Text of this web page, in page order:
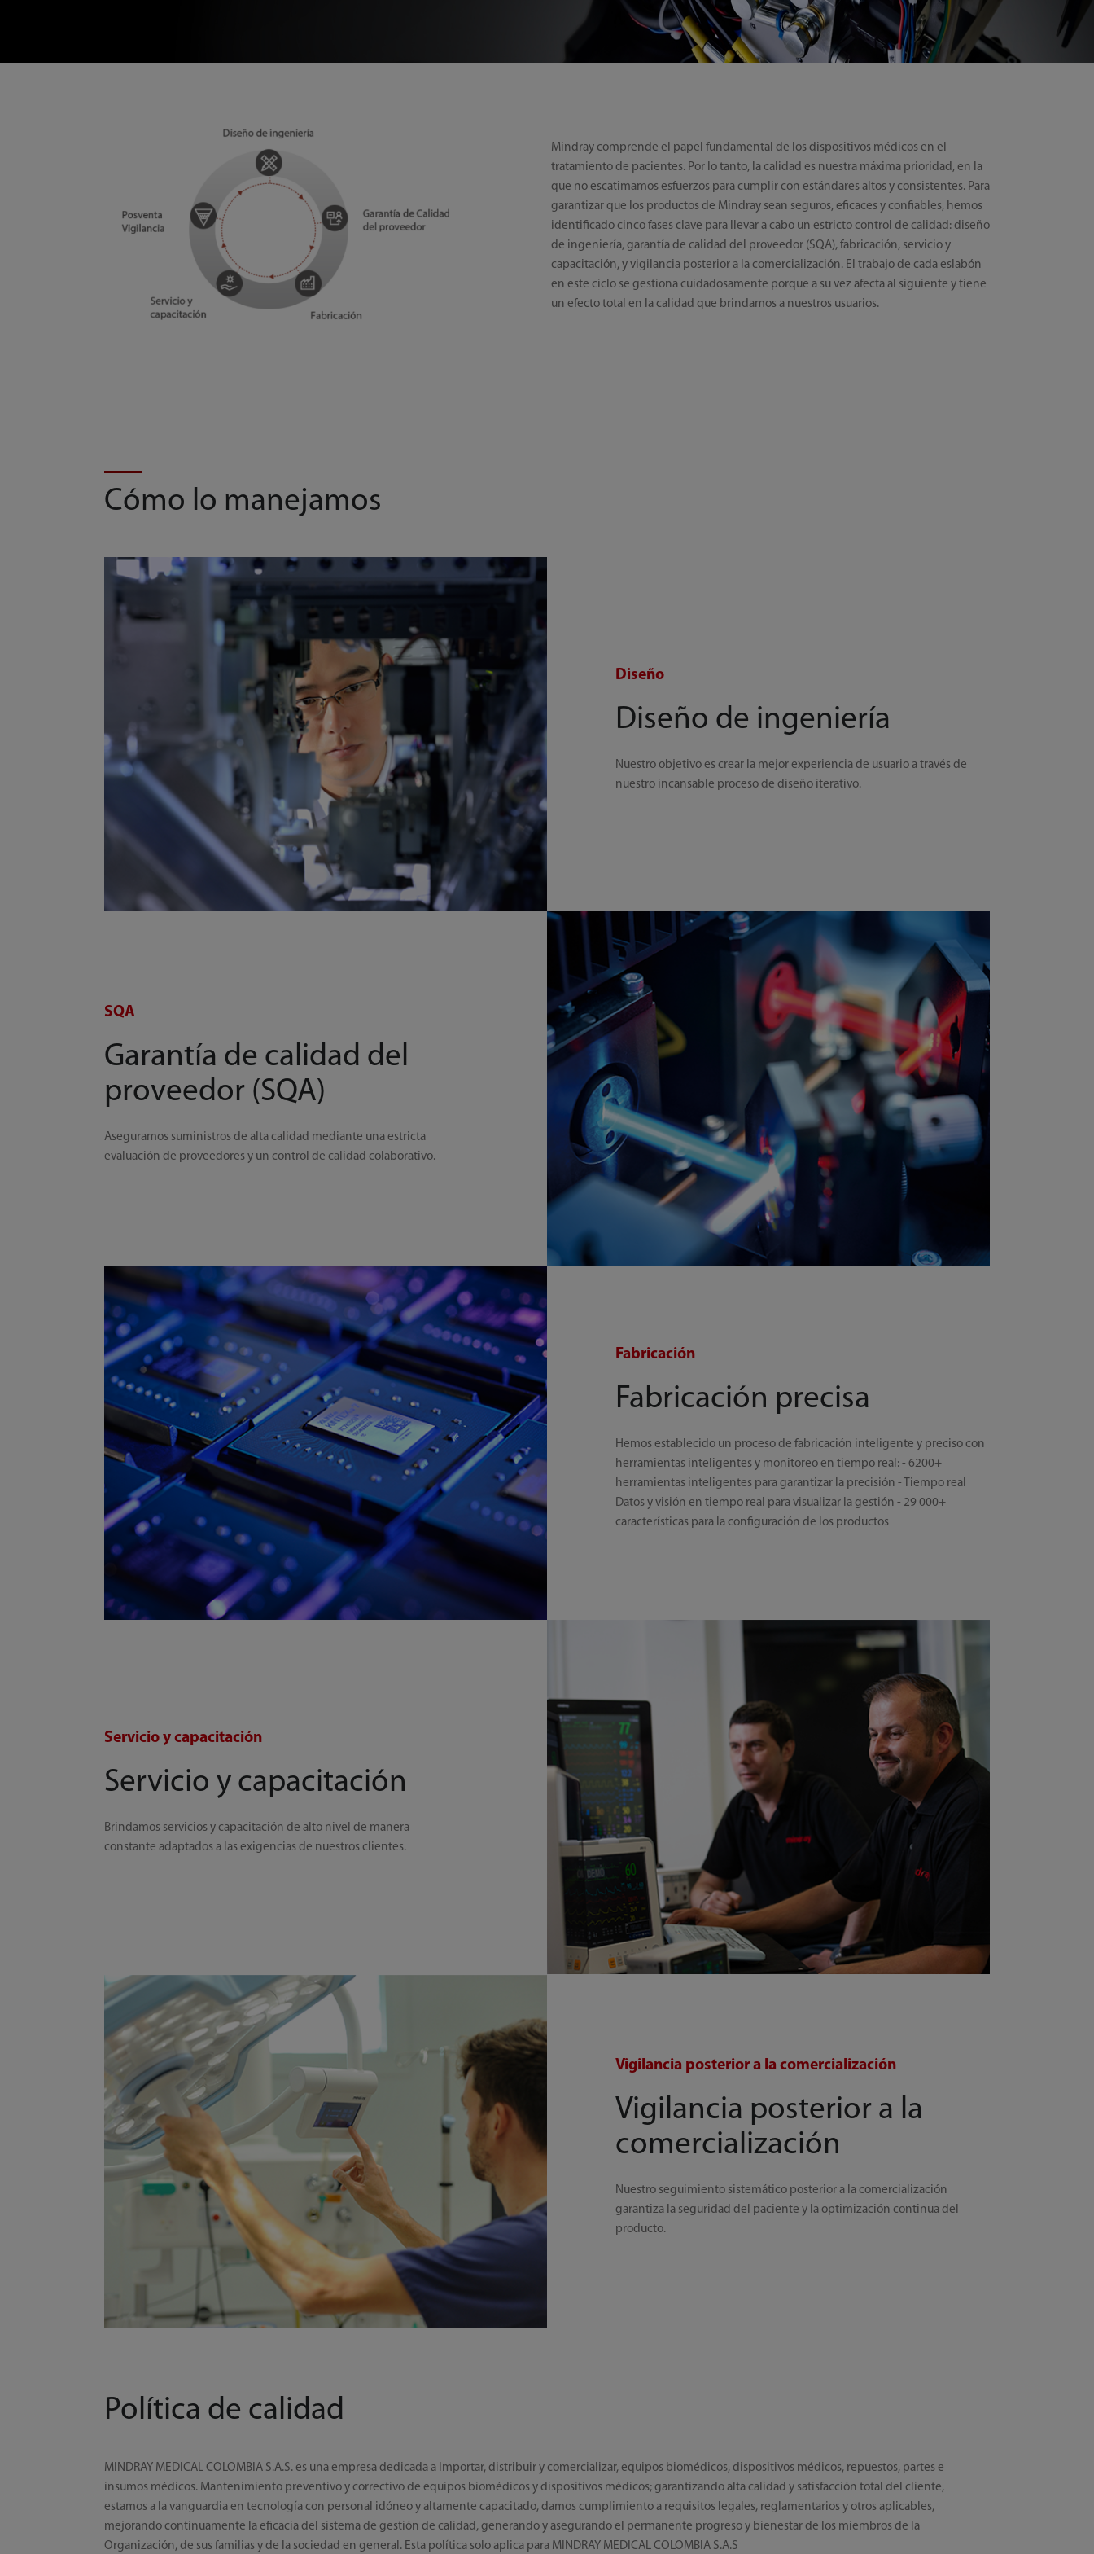
Mindray comprende el papel fundamental de los dispositivos médicos en el
tratamiento de pacientes. Por lo tanto, la calidad es nuestra máxima prioridad, en la
que no escatimamos esfuerzos para cumplir con estándares altos y consistentes. Para
garantizar que los productos de Mindray sean seguros, eficaces y confiables, hemos
identificado cinco fases clave para llevar a cabo un estricto control de calidad: diseño
de ingeniería, garantía de calidad del proveedor (SQA), fabricación, servicio y
capacitación, y vigilancia posterior a la comercialización. El trabajo de cada eslabón
en este ciclo se gestiona cuidadosamente porque a su vez afecta al siguiente y tiene
un efecto total en la calidad que brindamos a nuestros usuarios.
Cómo lo manejamos
Diseño
Diseño de ingeniería
Nuestro objetivo es crear la mejor experiencia de usuario a través de
nuestro incansable proceso de diseño iterativo.
SQA
Garantía de calidad del
proveedor (SQA)
Aseguramos suministros de alta calidad mediante una estricta
evaluación de proveedores y un control de calidad colaborativo.
Fabricación
Fabricación precisa
Hemos establecido un proceso de fabricación inteligente y preciso con
herramientas inteligentes y monitoreo en tiempo real: - 6200+
herramientas inteligentes para garantizar la precisión - Tiempo real
Datos y visión en tiempo real para visualizar la gestión - 29 000+
características para la configuración de los productos
Servicio y capacitación
Servicio y capacitación
Brindamos servicios y capacitación de alto nivel de manera
constante adaptados a las exigencias de nuestros clientes.
Vigilancia posterior a la comercialización
Vigilancia posterior a la
comercialización
Nuestro seguimiento sistemático posterior a la comercialización
garantiza la seguridad del paciente y la optimización continua del
producto.
Política de calidad
MINDRAY MEDICAL COLOMBIA S.A.S. es una empresa dedicada a Importar, distribuir y comercializar, equipos biomédicos, dispositivos médicos, repuestos, partes e
insumos médicos. Mantenimiento preventivo y correctivo de equipos biomédicos y dispositivos médicos; garantizando alta calidad y satisfacción total del cliente,
estamos a la vanguardia en tecnología con personal idóneo y altamente capacitado, damos cumplimiento a requisitos legales, reglamentarios y otros aplicables,
mejorando continuamente la eficacia del sistema de gestión de calidad, generando y asegurando el permanente progreso y bienestar de los miembros de la
Organización, de sus familias y de la sociedad en general. Esta política solo aplica para MINDRAY MEDICAL COLOMBIA S.A.S